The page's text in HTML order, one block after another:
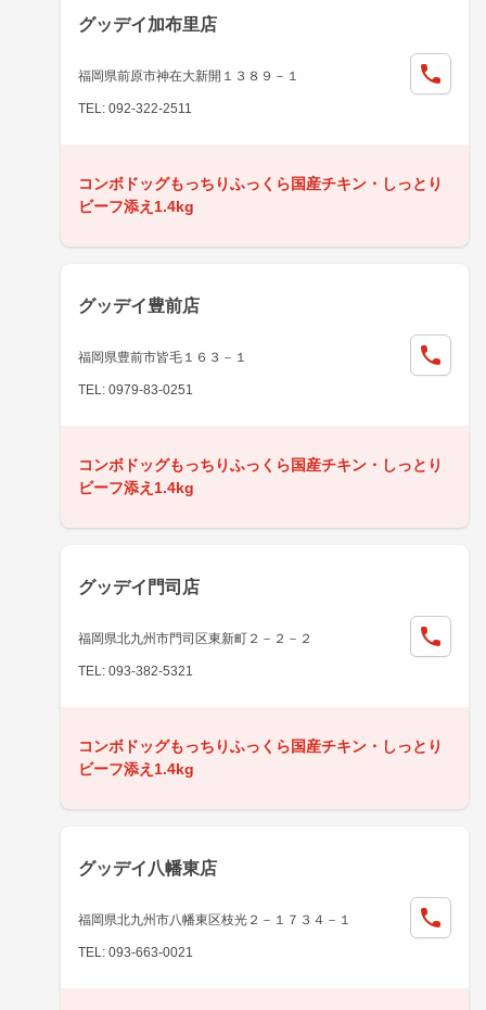
グッデイ加布里店
福岡県前原市神在大新開１３８９－１
TEL: 092-322-2511
コンボドッグもっちりふっくら国産チキン・しっとり
ビーフ添え1.4kg
グッデイ豊前店
福岡県豊前市皆毛１６３－１
TEL: 0979-83-0251
コンボドッグもっちりふっくら国産チキン・しっとり
ビーフ添え1.4kg
グッデイ門司店
福岡県北九州市門司区東新町２－２－２
TEL: 093-382-5321
コンボドッグもっちりふっくら国産チキン・しっとり
ビーフ添え1.4kg
グッデイ八幡東店
福岡県北九州市八幡東区枝光２－１７３４－１
TEL: 093-663-0021